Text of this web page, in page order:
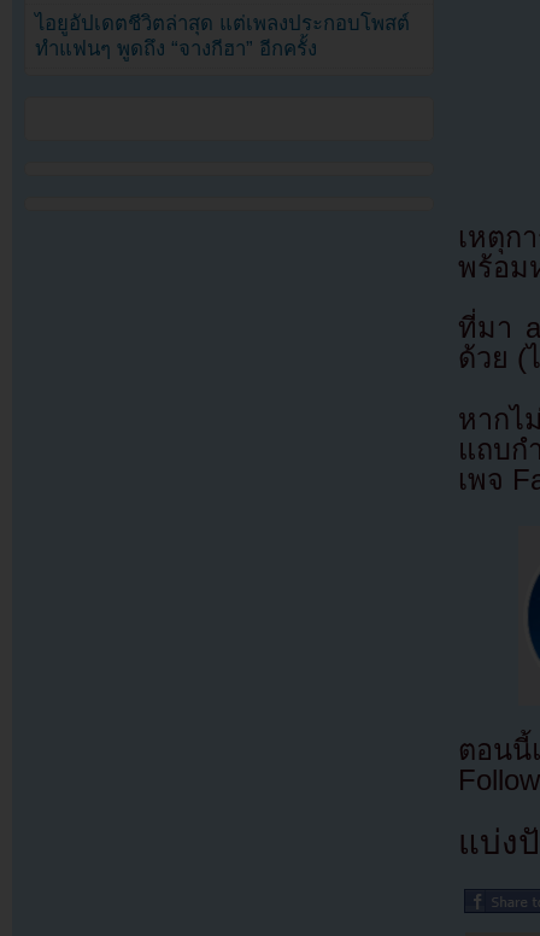
เหตุ
พร้อม
ที่มา
ด้วย (
หากไ
แถบก
เพจ
ตอนนี้
แบ่ง
ไอยูอัปเดตชีวิตล่าสุด แต่เพลงประกอบโพสต์
ทำแฟนๆ พูดถึง “จางกีฮา” อีกครั้ง